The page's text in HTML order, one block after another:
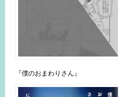
『僕のおまわりさん』